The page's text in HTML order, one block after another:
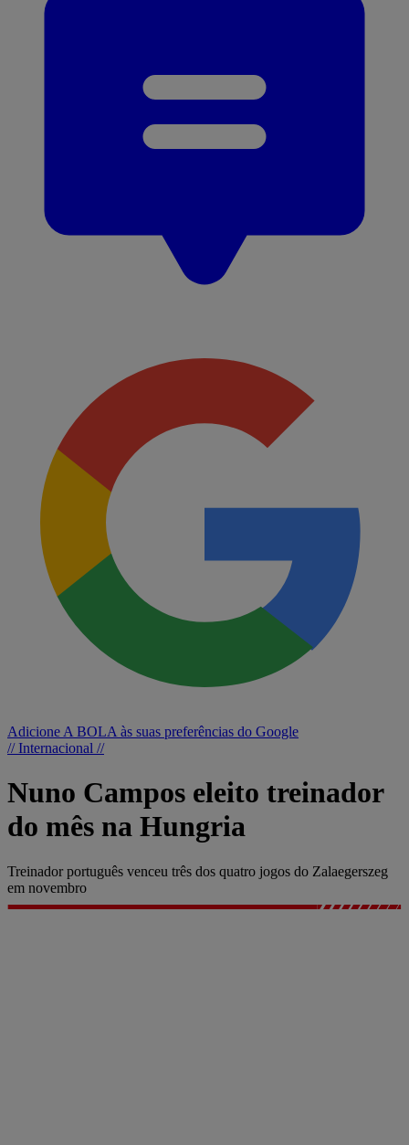
Adicione A BOLA às suas preferências do Google
// Internacional //
Nuno Campos eleito treinador
do mês na Hungria
Treinador português venceu três dos quatro jogos do Zalaegerszeg
em novembro